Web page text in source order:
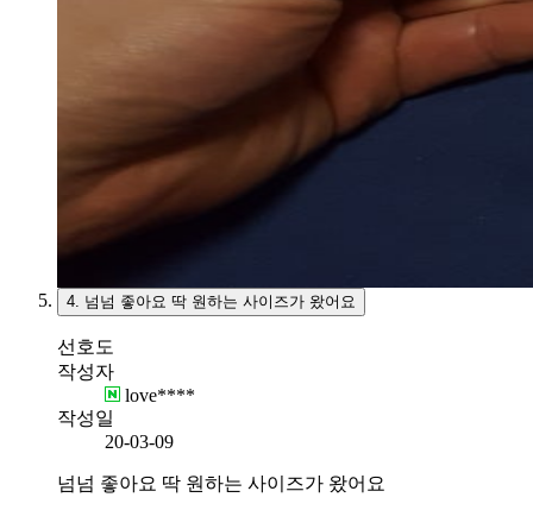
4. 넘넘 좋아요 딱 원하는 사이즈가 왔어요
선호도
작성자
love****
작성일
20-03-09
넘넘 좋아요 딱 원하는 사이즈가 왔어요